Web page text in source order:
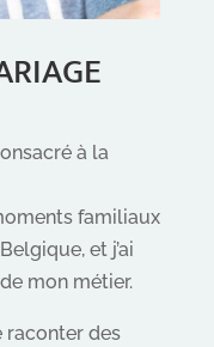
à la
familiaux
et j’ai
mon métier.
raconter des